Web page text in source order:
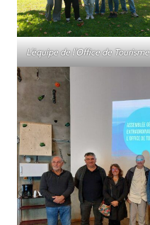
L’équipe de l’Office de Tourisme